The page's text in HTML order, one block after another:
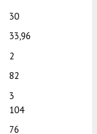
30
33,96
2
82
3
104
76